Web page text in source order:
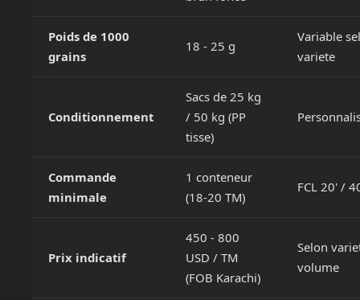
Poids de 1000
grains
18 - 25 g
Variable
variete
Conditionnement
Sacs de 25 kg
/ 50 kg (PP
tisse)
Commande
minimale
1 conteneur
(18-20 TM)
FCL 20' /
Prix indicatif
450 - 800
USD / TM
(FOB Karachi)
Selon
volume